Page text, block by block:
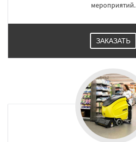
мероприятий.
ЗАКАЗАТЬ